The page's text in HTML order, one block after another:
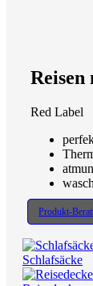
Red Label
Produkt-
Schlafsäcke